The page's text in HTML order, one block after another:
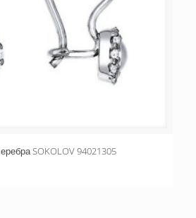
SOKOLOV 94021305